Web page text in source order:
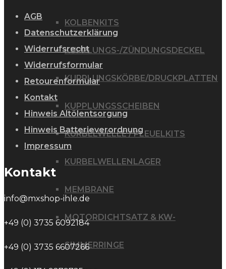
KOLBENKITS
KUPPLUNGS-/ZÜNDUNGSDECKEL
KUPPLUNGSKÖRBE/DRUCKPLATTEN
KUPPLUNGSSCHEIBEN
KURBELWELLE / PLEUELKITS
KURBELWELLENLAGER
MEMBRANE
MOTORDICHTSATZ & KW-
SIMMERRINGE
AGB
Datenschutzerklärung
Widerrufsrecht
Widerrufsformular
Retourenformular
Kontakt
Hinweis Altölentsorgung
Hinweis Batterieverordnung
Impressum
Kontakt
info@mxshop-ihle.de
+49 (0) 3735 6092184
+49 (0) 3735 6607266